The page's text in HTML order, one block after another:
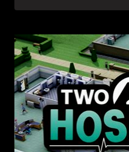
SUL
GIOCO
DI
GAMES